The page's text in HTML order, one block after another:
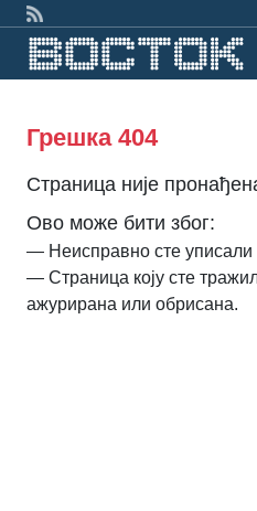
Грешка 404
Страница није
Ово може бити због:
— Неисправно сте уписали
— Страница коју сте
ажурирана или обрисана.